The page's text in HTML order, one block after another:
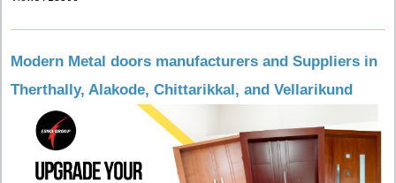
Modern Metal doors manufacturers and Suppliers in
Therthally, Alakode, Chittarikkal, and Vellarikund